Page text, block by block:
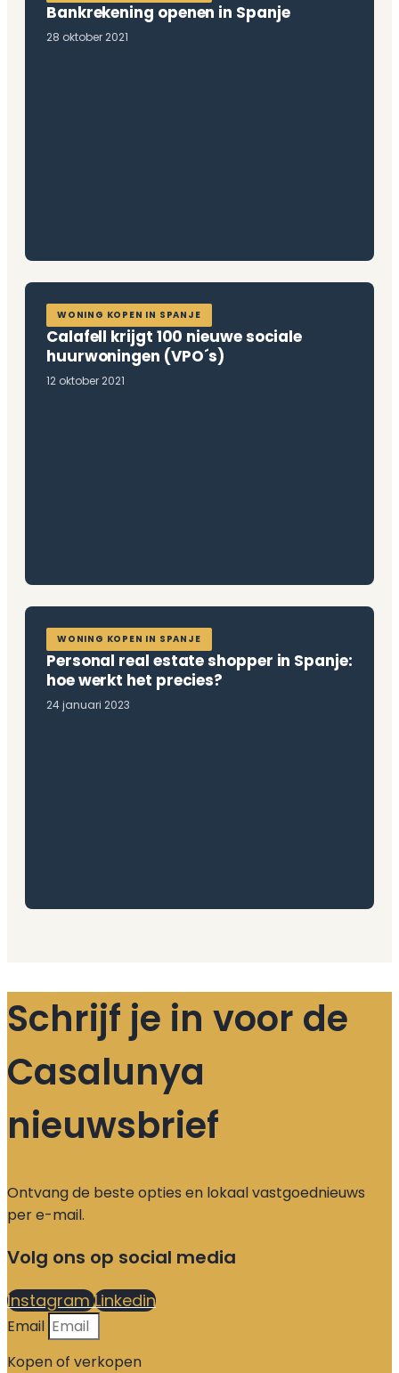
Bankrekening openen in Spanje
28 oktober 2021
WONING KOPEN IN SPANJE
Calafell krijgt 100 nieuwe sociale
huurwoningen (VPO´s)
12 oktober 2021
WONING KOPEN IN SPANJE
Personal real estate shopper in Spanje:
hoe werkt het precies?
24 januari 2023
Schrijf je in voor de
Casalunya
nieuwsbrief
Ontvang de beste opties en lokaal vastgoednieuws
per e-mail.
Volg ons op social media
Instagram Linkedin
Email
Kopen of verkopen